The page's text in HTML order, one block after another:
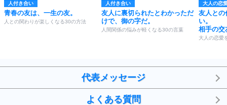
人付き合い
青春の友は、一生の友。
人との関わりが楽しくなる30の方法
人付き合い
友人に裏切られたとわかっただ
けで、御の字だ。
人間関係の悩みが軽くなる30の言葉
大人の恋
友人との
い。
相手の交
大人の恋愛
代表メッセージ
よくある質問